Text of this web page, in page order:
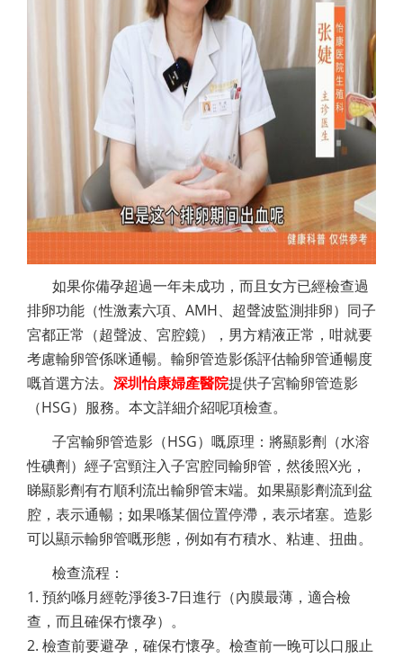
如果你備孕超過一年未成功，而且女方已經檢查過
排卵功能（性激素六項、AMH、超聲波監測排卵）同子
宮都正常（超聲波、宮腔鏡），男方精液正常，咁就要
考慮輸卵管係咪通暢。輸卵管造影係評估輸卵管通暢度
嘅首選方法。 深圳怡康婦產醫院提供子宮輸卵管造影
（HSG）服務。本文詳細介紹呢項檢查。
子宮輸卵管造影（HSG）嘅原理：將顯影劑（水溶
性碘劑）經子宮頸注入子宮腔同輸卵管，然後照X光，
睇顯影劑有冇順利流出輸卵管末端。如果顯影劑流到盆
腔，表示通暢；如果喺某個位置停滯，表示堵塞。造影
可以顯示輸卵管嘅形態，例如有冇積水、粘連、扭曲。
檢查流程：
1. 預約喺月經乾淨後3-7日進行（內膜最薄，適合檢
查，而且確保冇懷孕）。
2. 檢查前要避孕，確保冇懷孕。檢查前一晚可以口服止